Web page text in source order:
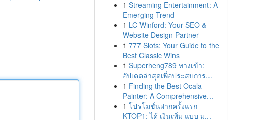
1 Streaming Entertainment: A
Emerging Trend
1 LC Winford: Your SEO &
Website Design Partner
1 777 Slots: Your Guide to the
Best Classic Wins
1 Superheng789 ทางเข้า:
อัปเดตล่าสุดเพื่อประสบการ...
1 Finding the Best Ocala
Painter: A Comprehensive...
1 โปรโมชั่นฝากครั้งแรก
KTOP1: ได้ เงินเพิ่ม แบบ ม...